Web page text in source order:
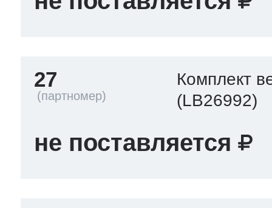
27
Комплект
(LB26992)
не поставляется